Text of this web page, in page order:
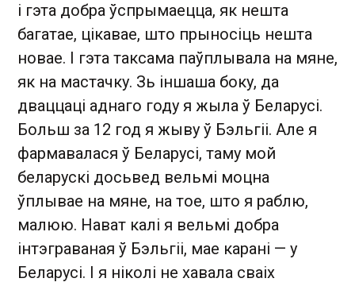
і гэта добра ўспрымаецца, як нешта
багатае, цікавае, што прыносіць нешта
новае. І гэта таксама паўплывала на мяне,
як на мастачку. Зь іншаша боку, да
дваццаці аднаго году я жыла ў Беларусі.
Больш за 12 год я жыву ў Бэльгіі. Але я
фармавалася ў Беларусі, таму мой
беларускі досьвед вельмі моцна
ўплывае на мяне, на тое, што я раблю,
малюю. Нават калі я вельмі добра
інтэграваная ў Бэльгіі, мае карані — у
Беларусі. І я ніколі не хавала сваіх